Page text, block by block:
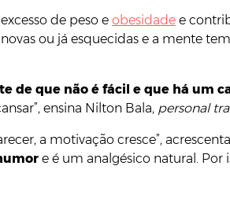
de peso e obesidade e
ou já esquecidas e a mente
de que não é fácil e que há um
ensina Nilton Bala, personal
a motivação cresce”,
e é um analgésico natural. Por